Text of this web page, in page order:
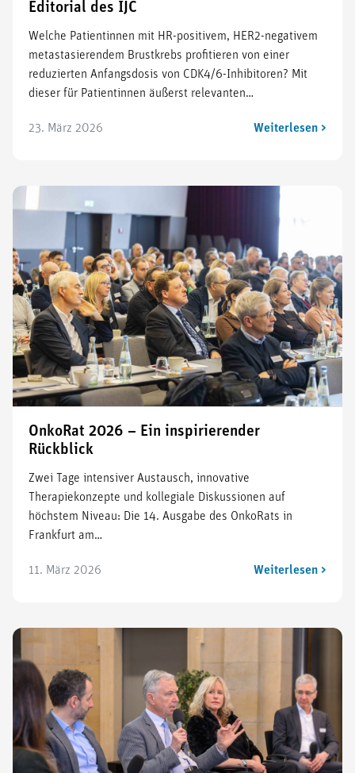
Editorial des IJC
Welche Patientinnen mit HR-positivem, HER2-negativem
metastasierendem Brustkrebs profitieren von einer
reduzierten Anfangsdosis von CDK4/6-Inhibitoren? Mit
dieser für Patientinnen äußerst relevanten…
23. März 2026 Weiterlesen >
OnkoRat 2026 – Ein inspirierender
Rückblick
Zwei Tage intensiver Austausch, innovative
Therapiekonzepte und kollegiale Diskussionen auf
höchstem Niveau: Die 14. Ausgabe des OnkoRats in
Frankfurt am…
11. März 2026 Weiterlesen >